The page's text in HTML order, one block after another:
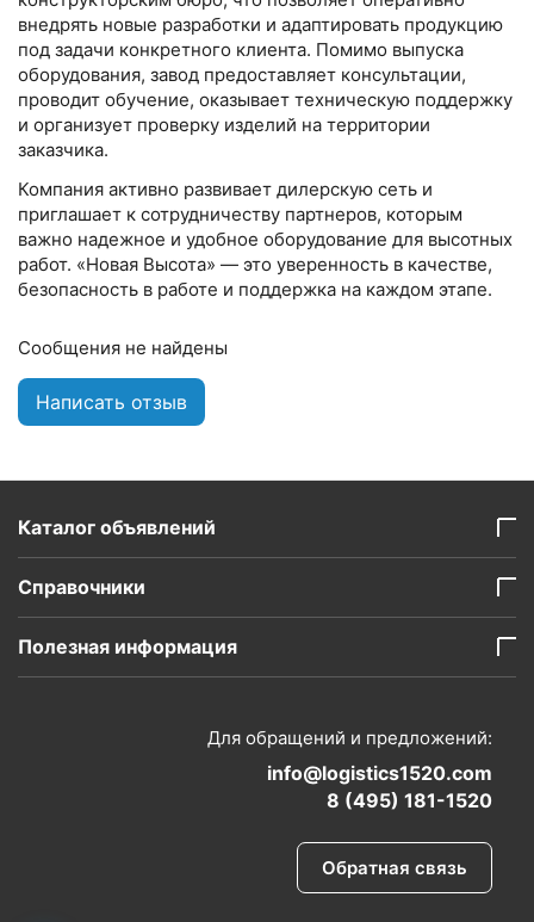
внедрять новые разработки и адаптировать продукцию
под задачи конкретного клиента. Помимо выпуска
оборудования, завод предоставляет консультации,
проводит обучение, оказывает техническую поддержку
и организует проверку изделий на территории
заказчика.
Компания активно развивает дилерскую сеть и
приглашает к сотрудничеству партнеров, которым
важно надежное и удобное оборудование для высотных
работ. «Новая Высота» — это уверенность в качестве,
безопасность в работе и поддержка на каждом этапе.
Сообщения не найдены
Написать отзыв
Каталог объявлений
Справочники
Полезная информация
Для обращений и предложений:
info@logistics1520.com
8 (495) 181-1520
Обратная связь